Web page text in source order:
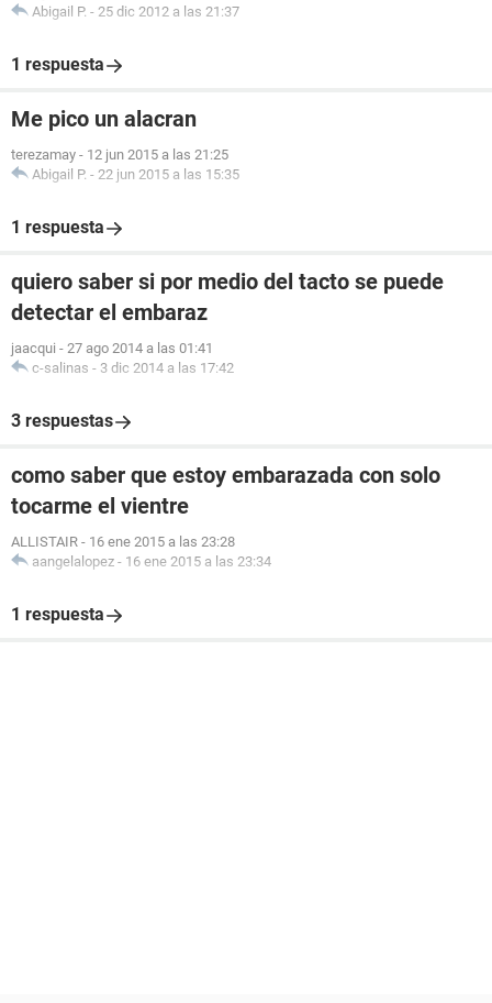
Abigail P. - 25 dic 2012 a las 21:37
1 respuesta
Me pico un alacran
terezamay - 12 jun 2015 a las 21:25
Abigail P. - 22 jun 2015 a las 15:35
1 respuesta
quiero saber si por medio del tacto se puede
detectar el embaraz
jaacqui - 27 ago 2014 a las 01:41
c-salinas - 3 dic 2014 a las 17:42
3 respuestas
como saber que estoy embarazada con solo
tocarme el vientre
ALLISTAIR - 16 ene 2015 a las 23:28
aangelalopez - 16 ene 2015 a las 23:34
1 respuesta